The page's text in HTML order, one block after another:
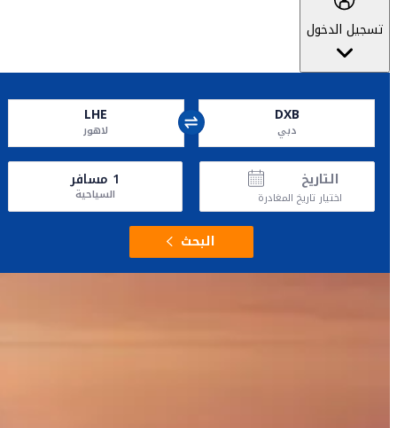
تسجيل الدخول
DXB
دبي
LHE
لاهور
التاريخ
اختيار تاريخ المغادرة
1 مسافر
السياحية
البحث